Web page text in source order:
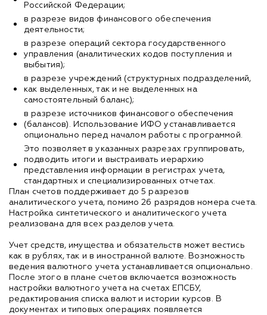
Российской Федерации;
в разрезе видов финансового обеспечения
деятельности;
в разрезе операций сектора государственного
управления (аналитических кодов поступления и
выбытия);
в разрезе учреждений (структурных подразделений,
как выделенных, так и не выделенных на
самостоятельный баланс);
в разрезе источников финансового обеспечения
(балансов). Использование ИФО устанавливается
опционально перед началом работы с программой.
Это позволяет в указанных разрезах группировать,
подводить итоги и выстраивать иерархию
представления информации в регистрах учета,
стандартных и специализированных отчетах.
План счетов поддерживает до 5 разрезов
аналитического учета, помимо 26 разрядов номера счета.
Настройка синтетического и аналитического учета
реализована для всех разделов учета.
Учет средств, имущества и обязательств может вестись
как в рублях, так и в иностранной валюте. Возможность
ведения валютного учета устанавливается опционально.
После этого в плане счетов включается возможность
настройки валютного учета на счетах ЕПСБУ,
редактирования списка валют и истории курсов. В
документах и типовых операциях появляется